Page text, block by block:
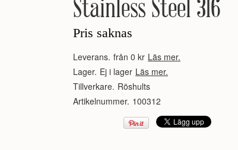
Stainless Steel 316
Pris saknas
Leverans. från 0 kr Läs mer.
Lager. Ej i lager Läs mer.
Tillverkare. Röshults
Artikelnummer. 100312